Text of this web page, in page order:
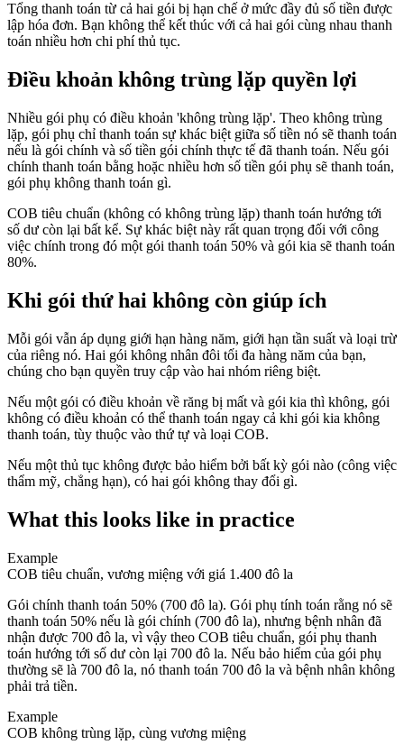
Tổng thanh toán từ cả hai gói bị hạn chế ở mức đầy đủ số tiền được
lập hóa đơn. Bạn không thể kết thúc với cả hai gói cùng nhau thanh
toán nhiều hơn chi phí thủ tục.
Điều khoản không trùng lặp quyền lợi
Nhiều gói phụ có điều khoản 'không trùng lặp'. Theo không trùng
lặp, gói phụ chỉ thanh toán sự khác biệt giữa số tiền nó sẽ thanh toán
nếu là gói chính và số tiền gói chính thực tế đã thanh toán. Nếu gói
chính thanh toán bằng hoặc nhiều hơn số tiền gói phụ sẽ thanh toán,
gói phụ không thanh toán gì.
COB tiêu chuẩn (không có không trùng lặp) thanh toán hướng tới
số dư còn lại bất kể. Sự khác biệt này rất quan trọng đối với công
việc chính trong đó một gói thanh toán 50% và gói kia sẽ thanh toán
80%.
Khi gói thứ hai không còn giúp ích
Mỗi gói vẫn áp dụng giới hạn hàng năm, giới hạn tần suất và loại trừ
của riêng nó. Hai gói không nhân đôi tối đa hàng năm của bạn,
chúng cho bạn quyền truy cập vào hai nhóm riêng biệt.
Nếu một gói có điều khoản về răng bị mất và gói kia thì không, gói
không có điều khoản có thể thanh toán ngay cả khi gói kia không
thanh toán, tùy thuộc vào thứ tự và loại COB.
Nếu một thủ tục không được bảo hiểm bởi bất kỳ gói nào (công việc
thẩm mỹ, chẳng hạn), có hai gói không thay đổi gì.
What this looks like in practice
Example
COB tiêu chuẩn, vương miệng với giá 1.400 đô la
Gói chính thanh toán 50% (700 đô la). Gói phụ tính toán rằng nó sẽ
thanh toán 50% nếu là gói chính (700 đô la), nhưng bệnh nhân đã
nhận được 700 đô la, vì vậy theo COB tiêu chuẩn, gói phụ thanh
toán hướng tới số dư còn lại 700 đô la. Nếu bảo hiểm của gói phụ
thường sẽ là 700 đô la, nó thanh toán 700 đô la và bệnh nhân không
phải trả tiền.
Example
COB không trùng lặp, cùng vương miệng